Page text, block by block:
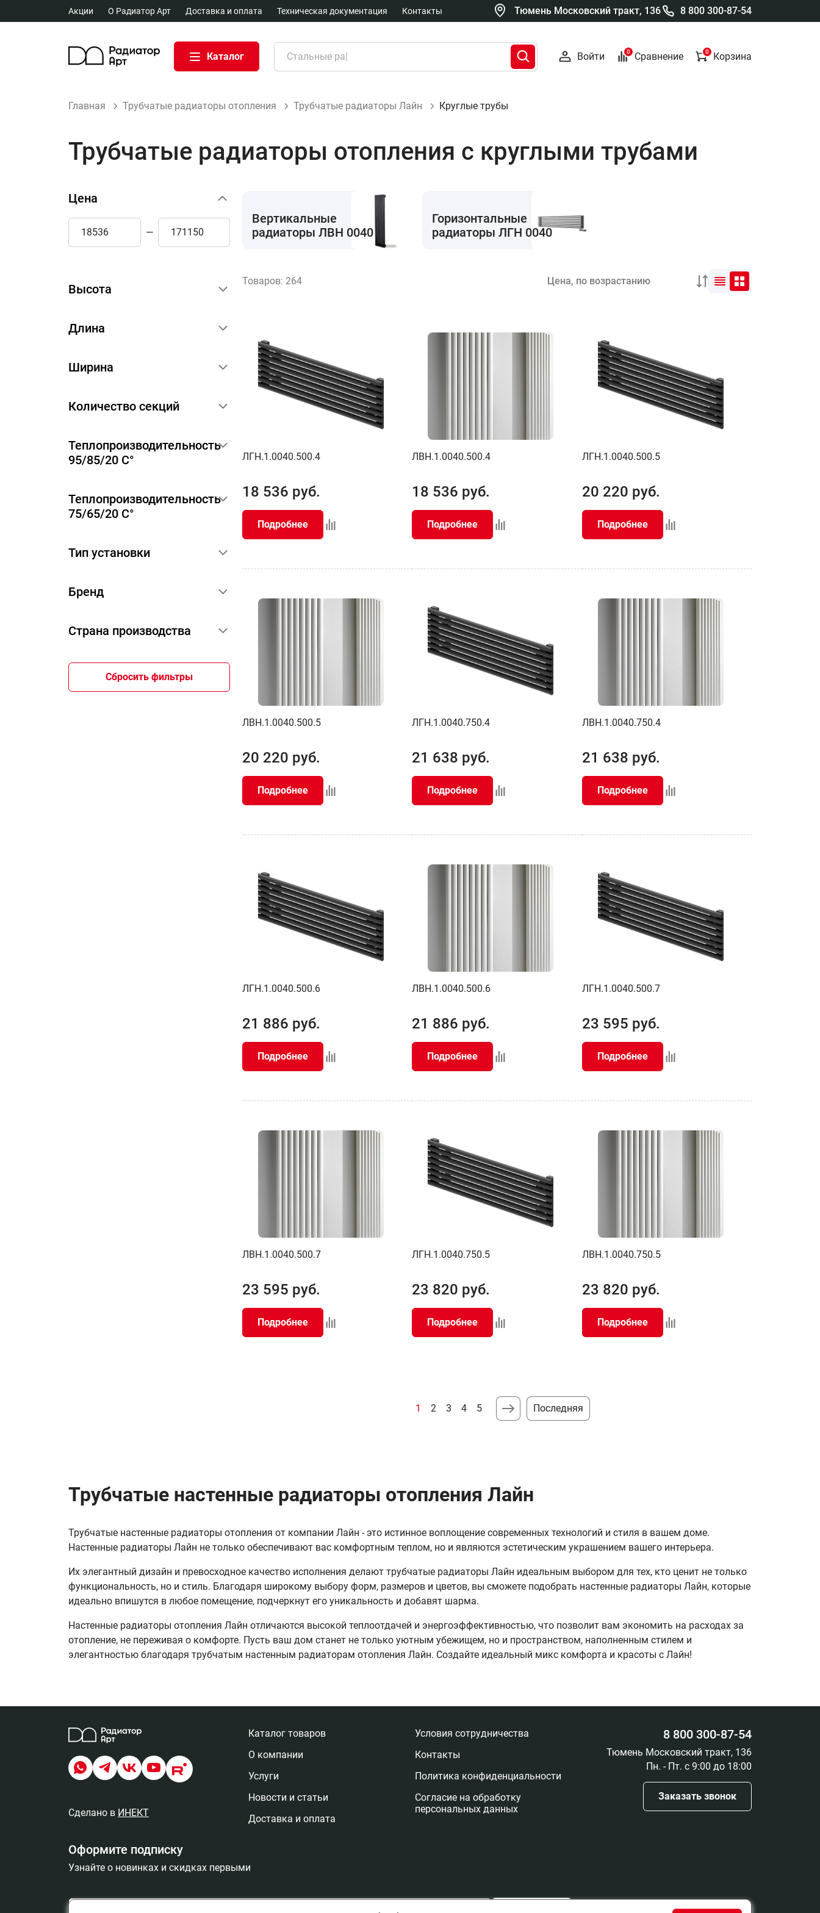
Акции О Радиатор Арт Доставка и оплата Техническая документация Контакты Тюмень Московский тракт, 136 8 800 300-87-54
Каталог Войти Сравнение
0 Корзина
0
Главная Трубчатые радиаторы отопления Трубчатые радиаторы Лайн Круглые трубы
Трубчатые радиаторы отопления с круглыми трубами
Цена
—
Высота
Длина
Ширина
Количество секций
Теплопроизводительность
95/85/20 С°
Теплопроизводительность
75/65/20 С°
Тип установки
Бренд
Страна производства
Сбросить фильтры
Вертикальные
радиаторы ЛВН 0040
Горизонтальные
радиаторы ЛГН 0040
Товаров: 264
ЛГН.1.0040.500.4
18 536 руб.
Подробнее
ЛВН.1.0040.500.4
18 536 руб.
Подробнее
ЛГН.1.0040.500.5
20 220 руб.
Подробнее
ЛВН.1.0040.500.5
20 220 руб.
Подробнее
ЛГН.1.0040.750.4
21 638 руб.
Подробнее
ЛВН.1.0040.750.4
21 638 руб.
Подробнее
ЛГН.1.0040.500.6
21 886 руб.
Подробнее
ЛВН.1.0040.500.6
21 886 руб.
Подробнее
ЛГН.1.0040.500.7
23 595 руб.
Подробнее
ЛВН.1.0040.500.7
23 595 руб.
Подробнее
ЛГН.1.0040.750.5
23 820 руб.
Подробнее
ЛВН.1.0040.750.5
23 820 руб.
Подробнее
1 2 3 4 5 Последняя
Трубчатые настенные радиаторы отопления Лайн
Трубчатые настенные радиаторы отопления от компании Лайн - это истинное воплощение современных технологий и стиля в вашем доме.
Настенные радиаторы Лайн не только обеспечивают вас комфортным теплом, но и являются эстетическим украшением вашего интерьера.
Их элегантный дизайн и превосходное качество исполнения делают трубчатые радиаторы Лайн идеальным выбором для тех, кто ценит не только
функциональность, но и стиль. Благодаря широкому выбору форм, размеров и цветов, вы сможете подобрать настенные радиаторы Лайн, которые
идеально впишутся в любое помещение, подчеркнут его уникальность и добавят шарма.
Настенные радиаторы отопления Лайн отличаются высокой теплоотдачей и энергоэффективностью, что позволит вам экономить на расходах за
отопление, не переживая о комфорте. Пусть ваш дом станет не только уютным убежищем, но и пространством, наполненным стилем и
элегантностью благодаря трубчатым настенным радиаторам отопления Лайн. Создайте идеальный микс комфорта и красоты с Лайн!
Сделано в ИНЕКТ
Каталог товаров
О компании
Услуги
Новости и статьи
Доставка и оплата
Условия сотрудничества
Контакты
Политика конфиденциальности
Согласие на обработку
персональных данных
8 800 300-87-54
Тюмень Московский тракт, 136
Пн. - Пт. с 9:00 до 18:00
Заказать звонок
Оформите подписку
Узнайте о новинках и скидках первыми